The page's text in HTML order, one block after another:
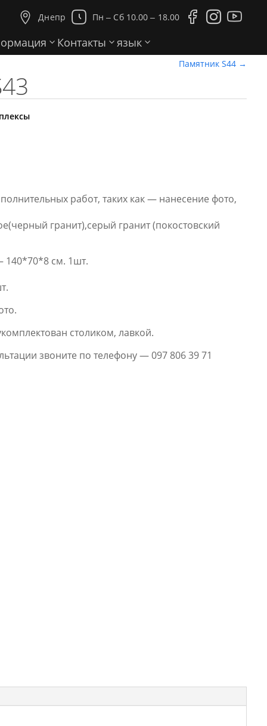
 Днепр  Пн ‒ Сб 10.00 ‒ 18.00   
Контакты язык
Памятник S44 →
работ, таких как — нанесение фото,
гранит),серый гранит (покостовский
140*70*8 см. 1шт.
столиком, лавкой.
звоните по телефону — 097 806 39 71